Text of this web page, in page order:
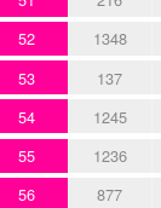
52 1348
53 137
54 1245
55 1236
56 877